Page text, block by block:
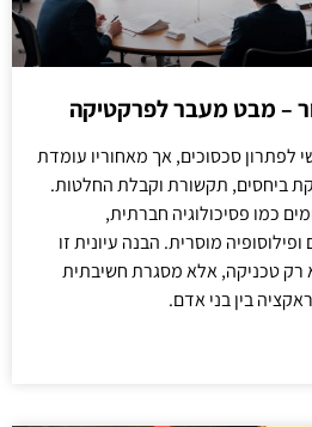
– מבט מעבר לפרקטיקה
לפתרון סכסוכים, אך מאחוריו עומדת
ביחסים, תקשורת וקבלת החלטות.
כמו פסיכולוגיה חברתית,
מוסרית. הבנה עיונית זו
רק טכניקה, אלא מסגרת חשיבתית
בין בני אדם.